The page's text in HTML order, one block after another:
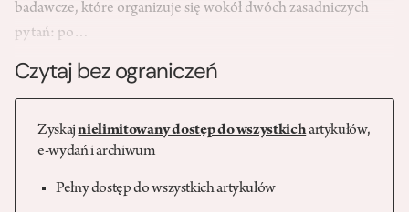
badawcze, które organizuje się wokół dwóch zasadniczych
pytań: po…
Czytaj bez ograniczeń
Zyskajnielimitowany dostęp do wszystkichartykułów,
e-wydań i archiwum
Pełny dostęp do wszystkich artykułów